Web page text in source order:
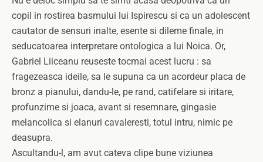
copil in rostirea basmului lui Ispirescu si ca un adolescent
cautator de sensuri inalte, esente si dileme finale, in
seducatoarea interpretare ontologica a lui Noica. Or,
Gabriel Liiceanu reuseste tocmai acest lucru : sa
fragezeasca ideile, sa le supuna ca un acordeur placa de
bronz a pianului, dandu-le, pe rand, catifelare si iritare,
profunzime si joaca, avant si resemnare, gingasie
melancolica si elanuri cavaleresti, totul intru, nimic pe
deasupra.
Ascultandu-l, am avut cateva clipe bune viziunea